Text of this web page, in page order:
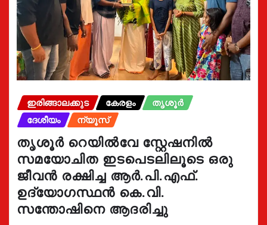
ഇരിങ്ങാലക്കുട കേരളം
തൃശൂർ
ദേശീയം
ന്യൂസ്
തൃശൂർ റെയിൽവേ സ്റ്റേഷനിൽ
സമയോചിത ഇടപെടലിലൂടെ ഒരു
ജീവൻ രക്ഷിച്ച ആർ.പി.എഫ്.
ഉദ്യോഗസ്ഥൻ കെ.വി.
സന്തോഷിനെ ആദരിച്ചു